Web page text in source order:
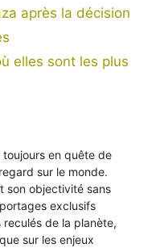
après la décision
elles sont les plus
toujours en quête de
sur le monde.
son objectivité sans
exclusifs
de la planète,
sur les enjeux